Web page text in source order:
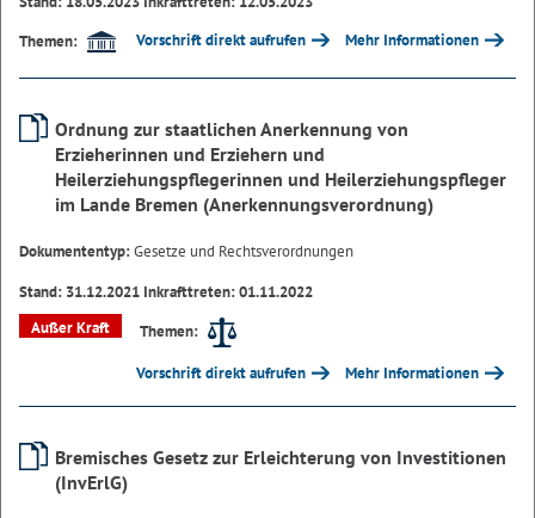
Themen:
Vorschrift direkt aufrufen Mehr Informationen
Ordnung zur staatlichen Anerkennung von
Erzieherinnen und Erziehern und
Heilerziehungspflegerinnen und Heilerziehungspfleger
im Lande Bremen (Anerkennungsverordnung)
Dokumententyp:Gesetze und Rechtsverordnungen
Stand: 31.12.2021 Inkrafttreten: 01.11.2022
Außer Kraft
Themen:
Vorschrift direkt aufrufen Mehr Informationen
Bremisches Gesetz zur Erleichterung von Investitionen
(InvErlG)